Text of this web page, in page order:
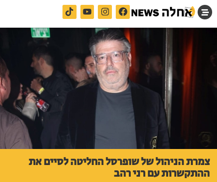
צמרת הניהול של שופרסל החליטה לסיים את
ההתקשרות עם רני רהב